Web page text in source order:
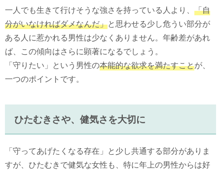
一人でも生きて行けそうな強さを持っている人より、 「自
分がいなければダメなんだ」と思わせる少し危うい部分が
ある人に惹かれる男性は少なくありません。年齢差があれ
ば、この傾向はさらに顕著になるでしょう。
「守りたい」という男性の本能的な欲求を満たすことが、
一つのポイントです。
ひたむきさや、健気さを大切に
「守ってあげたくなる存在」と少し共通する部分がありま
すが、ひたむきで健気な女性も、特に年上の男性からは好